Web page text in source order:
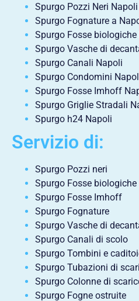
Spurgo Pozzi Neri Napoli
Spurgo Fognature a
Spurgo Fosse biologiche
Spurgo Vasche di
Spurgo Canali Napoli
Spurgo Condomini
Spurgo Fosse Imhoff
Spurgo Griglie Stradali
Spurgo h24 Napoli
Servizio di:
Spurgo Pozzi neri
Spurgo Fosse biologiche
Spurgo Fosse Imhoff
Spurgo Fognature
Spurgo Vasche di
Spurgo Canali di scolo
Spurgo Tombini e
Spurgo Tubazioni di
Spurgo Colonne di
Spurgo Fogne ostruite